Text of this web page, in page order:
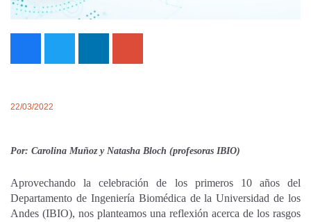
22/03/2022
Por: Carolina Muñoz y Natasha Bloch (profesoras IBIO)
Aprovechando la celebración de los primeros 10 años del
Departamento de Ingeniería Biomédica de la Universidad de los
Andes (IBIO), nos planteamos una reflexión acerca de los rasgos